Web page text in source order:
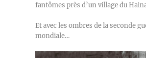
fantômes près d’un village du
Et avec les ombres de la seconde
mondiale…